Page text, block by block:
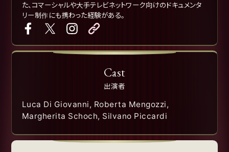
た、コマーシャルや大手テレビネットワーク向けのドキュメンタ
リー制作にも携わった経験がある。
Cast
出演者
Luca Di Giovanni, Roberta Mengozzi,
Margherita Schoch, Silvano Piccardi